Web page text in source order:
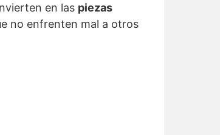
en las piezas
no enfrenten mal a otros